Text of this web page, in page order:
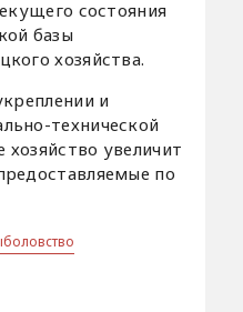
состояния
базы
хозяйства.
и
технической
увеличит
по